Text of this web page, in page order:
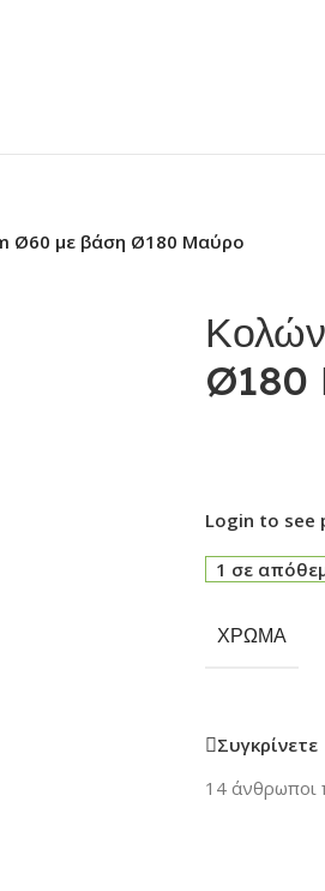
Ø60 με βάση Ø180 Μαύρο
Ø180
Login to see
1 σε
ΧΡΏΜΑ
Συγκρίνετε
14 άνθρωποι